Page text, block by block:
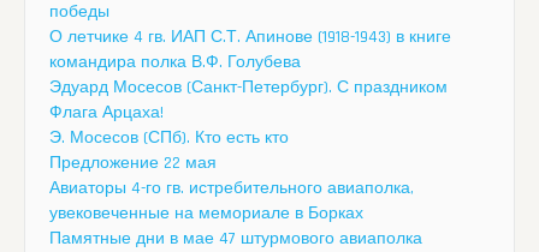
победы
О летчике 4 гв. ИАП С.Т. Апинове (1918-1943) в книге
командира полка В.Ф. Голубева
Эдуард Мосесов (Санкт-Петербург). С праздником
Флага Арцаха!
Э. Мосесов (СПб). Кто есть кто
Предложение 22 мая
Авиаторы 4-го гв. истребительного авиаполка,
увековеченные на мемориале в Борках
Памятные дни в мае 47 штурмового авиаполка